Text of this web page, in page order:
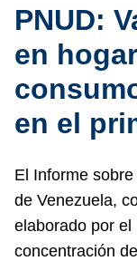
PNUD:
en
en el
El Informe
de Venezuela,
elaborado por
concentración